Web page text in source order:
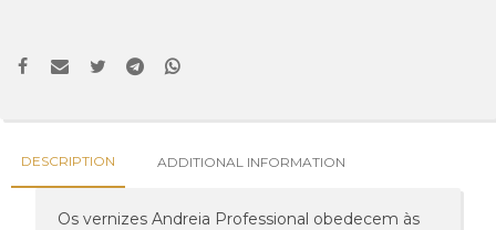
DESCRIPTION ADDITIONAL INFORMATION
Os vernizes Andreia Professional obedecem às